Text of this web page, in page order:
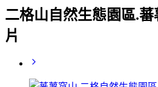
二格山自然生態園區.
片